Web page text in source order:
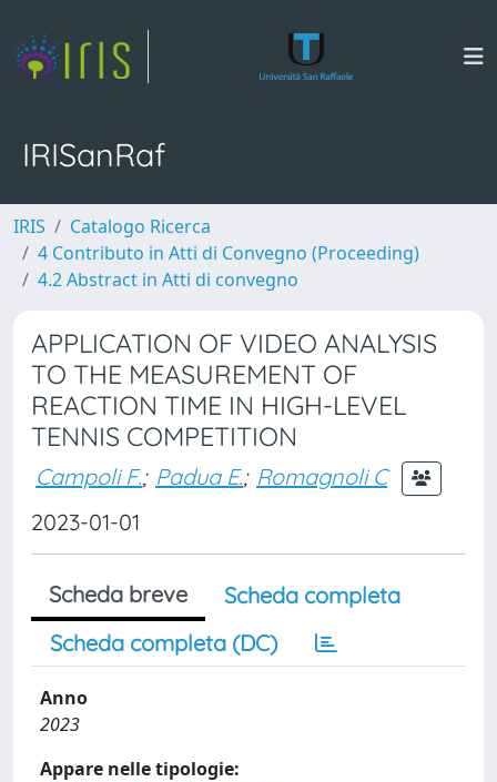
IRISanRaf
IRIS
Catalogo Ricerca
4 Contributo in Atti di Convegno (Proceeding)
4.2 Abstract in Atti di convegno
APPLICATION OF VIDEO ANALYSIS
TO THE MEASUREMENT OF
REACTION TIME IN HIGH-LEVEL
TENNIS COMPETITION
Campoli F.; Padua E.; Romagnoli C
2023-01-01
Scheda breve
Scheda completa
Scheda completa (DC)
Anno
2023
Appare nelle tipologie: